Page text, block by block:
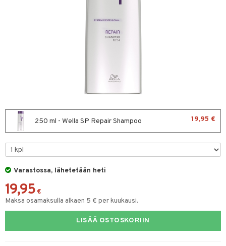
250 ml - Wella SP Repair Shampoo 19,95 €
Varastossa, lähetetään heti
19,95 €
Maksa osamaksulla alkaen 5 € per kuukausi.
LISÄÄ OSTOSKORIIN
& Antifrizz
tuotteet
& Geeli